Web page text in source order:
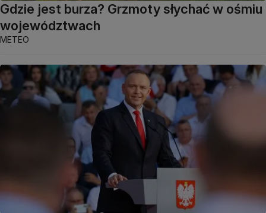
Gdzie jest burza? Grzmoty słychać w ośmiu
województwach
METEO